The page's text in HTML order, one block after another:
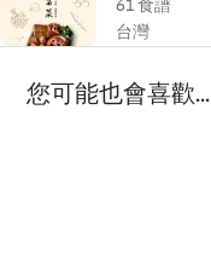
61 食譜
台灣
您可能也會喜歡...